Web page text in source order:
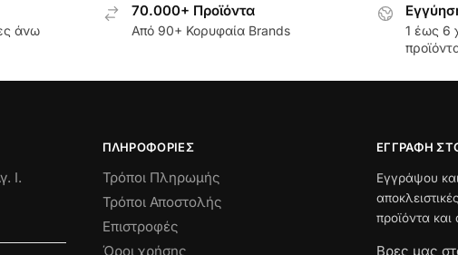
άνω
70.000+ Προϊόντα
Από 90+ Κορυφαία Brands
1 έως 6
Ι.
ΠΛΗΡΟΦΟΡΊΕΣ
Τρόποι Πληρωμής
Τρόποι Αποστολής
Επιστροφές
Όροι χρήσης
ΕΓΓΡΑΦΉ
Εγγράψου
προϊόντα και
Βρες μας